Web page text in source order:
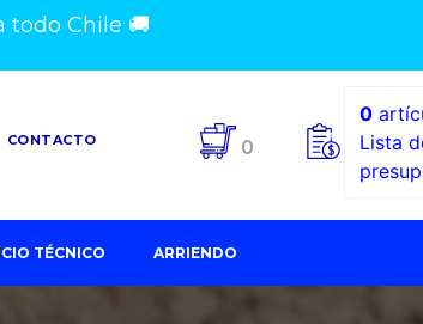
todo Chile 🚚
CONTACTO 0
0
Lista
TÉCNICO ARRIENDO